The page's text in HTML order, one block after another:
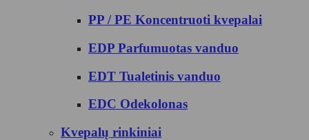
PP / PE Koncentruoti kvepalai
EDP Parfumuotas vanduo
EDT Tualetinis vanduo
EDC Odekolonas
Kvepalų rinkiniai